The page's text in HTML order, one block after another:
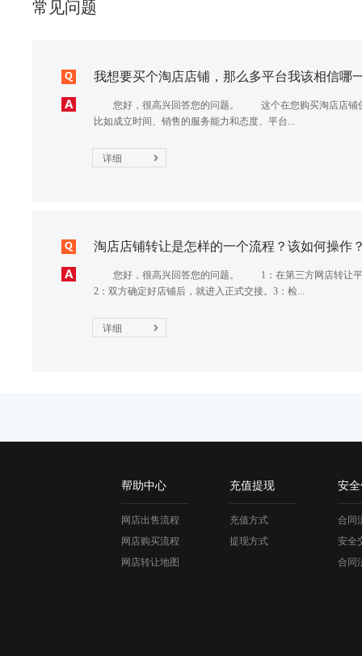
常见问题
我想要买个淘店店铺，那么多平台我该相信哪
您好，很高兴回答您的问题。 这个在您购买淘店店铺值
比如成立时间、销售的服务能力和态度、平台...
详细
淘店店铺转让是怎样的一个流程？该如何操作
您好，很高兴回答您的问题。 1：在第三方网店转让
2：双方确定好店铺后，就进入正式交接。3：检...
详细
帮助中心
网店出售流程
网店购买流程
网店转让地图
充值提现
充值方式
提现方式
安
合同
安全
合同